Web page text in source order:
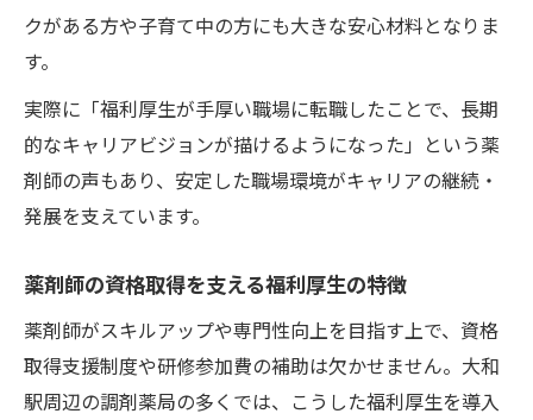
クがある方や子育て中の方にも大きな安心材料となりま
す。
実際に「福利厚生が手厚い職場に転職したことで、長期
的なキャリアビジョンが描けるようになった」という薬
剤師の声もあり、安定した職場環境がキャリアの継続・
発展を支えています。
薬剤師の資格取得を支える福利厚生の特徴
薬剤師がスキルアップや専門性向上を目指す上で、資格
取得支援制度や研修参加費の補助は欠かせません。大和
駅周辺の調剤薬局の多くでは、こうした福利厚生を導入